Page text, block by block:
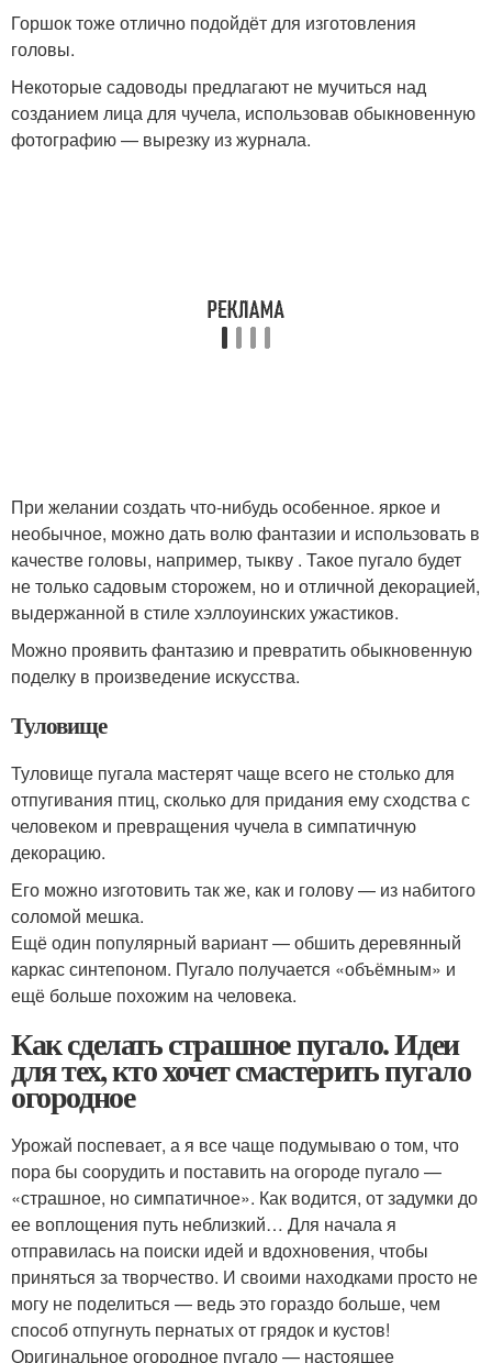
Горшок тоже отлично подойдёт для изготовления
головы.
Некоторые садоводы предлагают не мучиться над
созданием лица для чучела, использовав обыкновенную
фотографию — вырезку из журнала.
При желании создать что-нибудь особенное. яркое и
необычное, можно дать волю фантазии и использовать в
качестве головы, например, тыкву . Такое пугало будет
не только садовым сторожем, но и отличной декорацией,
выдержанной в стиле хэллоуинских ужастиков.
Можно проявить фантазию и превратить обыкновенную
поделку в произведение искусства.
Туловище
Туловище пугала мастерят чаще всего не столько для
отпугивания птиц, сколько для придания ему сходства с
человеком и превращения чучела в симпатичную
декорацию.
Его можно изготовить так же, как и голову — из набитого
соломой мешка.
Ещё один популярный вариант — обшить деревянный
каркас синтепоном. Пугало получается «объёмным» и
ещё больше похожим на человека.
Как сделать страшное пугало. Идеи
для тех, кто хочет смастерить пугало
огородное
Урожай поспевает, а я все чаще подумываю о том, что
пора бы соорудить и поставить на огороде пугало —
«страшное, но симпатичное». Как водится, от задумки до
ее воплощения путь неблизкий… Для начала я
отправилась на поиски идей и вдохновения, чтобы
приняться за творчество. И своими находками просто не
могу не поделиться — ведь это гораздо больше, чем
способ отпугнуть пернатых от грядок и кустов!
Оригинальное огородное пугало — настоящее